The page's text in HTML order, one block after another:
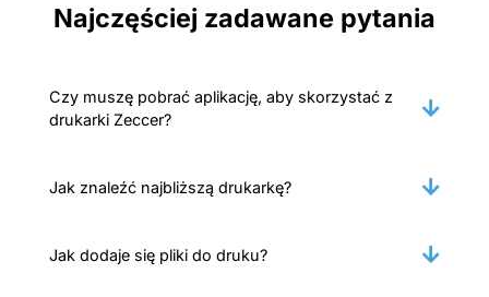
Najczęściej zadawane pytania
Czy muszę pobrać aplikację, aby skorzystać z
drukarki Zeccer?
Jak znaleźć najbliższą drukarkę?
Jak dodaje się pliki do druku?